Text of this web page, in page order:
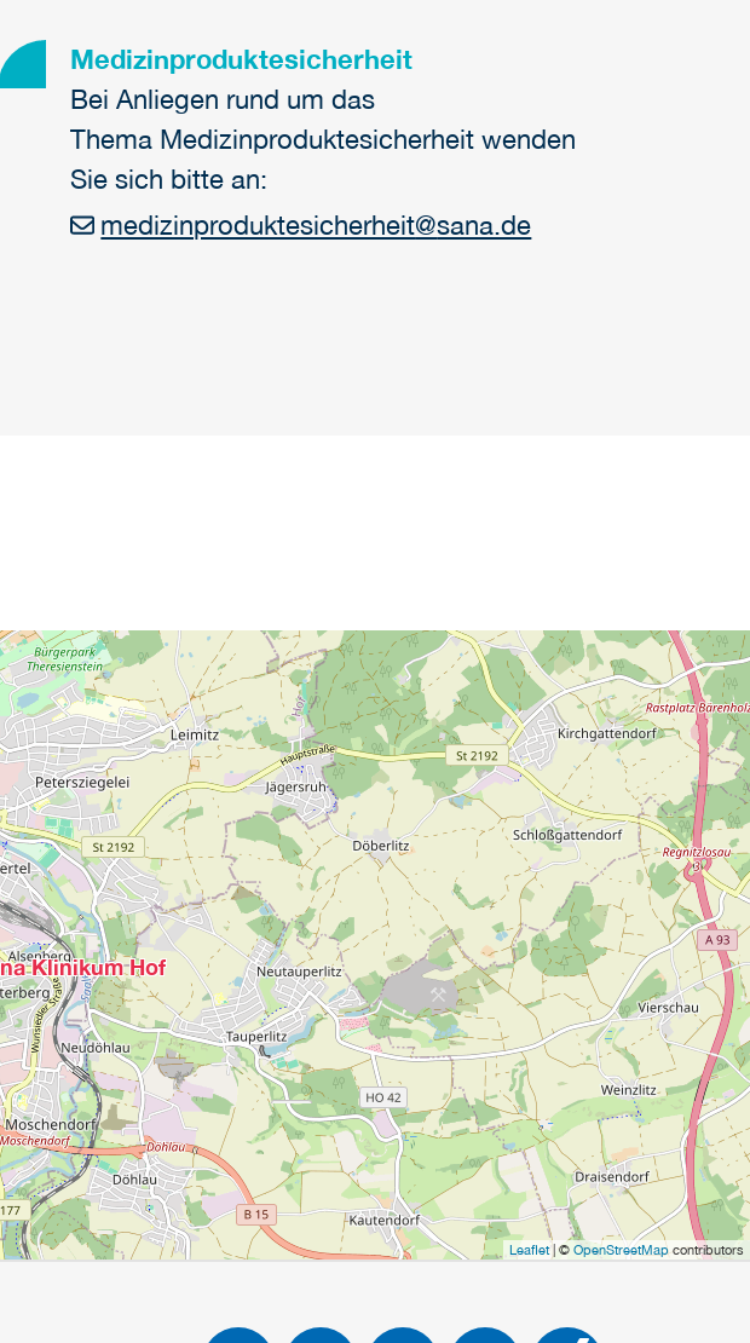
Medizinproduktesicherheit
Bei Anliegen rund um das
Thema Medizinproduktesicherheit wenden
Sie sich bitte an:
medizinproduktesicherheit@sana.de
Klinikum Hof
Leaflet| © OpenStreetMapcontributors